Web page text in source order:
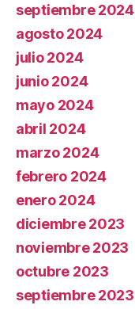
septiembre 2024
agosto 2024
julio 2024
junio 2024
mayo 2024
abril 2024
marzo 2024
febrero 2024
enero 2024
diciembre 2023
noviembre 2023
octubre 2023
septiembre 2023